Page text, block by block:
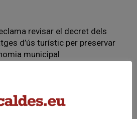
revisar el decret dels
d’ús turístic per preservar
municipal
els ajuntaments